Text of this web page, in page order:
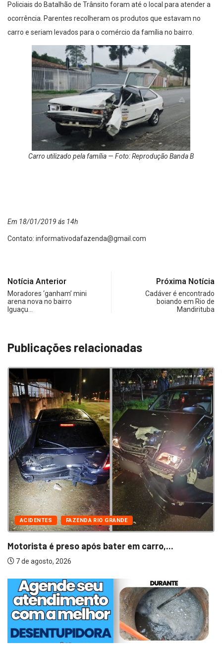
Policiais do Batalhão de Trânsito foram até o local para atender a
ocorrência. Parentes recolheram os produtos que estavam no
carro e seriam levados para o comércio da família no bairro.
Carro utilizado pela família — Foto: Reprodução Banda B
Em 18/01/2019 ás 14h
Contato: informativodafazenda@gmail.com
Notícia Anterior
Moradores ‘ganham’ mini
arena nova no bairro
Iguaçu…
Próxima Notícia
Cadáver é encontrado
boiando em Rio de
Mandirituba
Publicações relacionadas
ACIDENTES FAZENDA RIO GRANDE
Motorista é preso após bater em carro,...
7 de agosto, 2026